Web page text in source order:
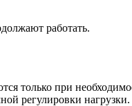
работать.
только при
регулировки нагрузки.